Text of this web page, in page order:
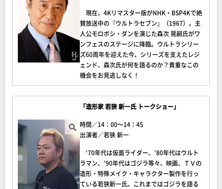
現在、4Kリマスター版がNHK・BSP4Kで絶
賛放送中の『ウルトラセブン』（1967）。主
人公モロボシ・ダンを演じた森次 晃嗣氏がワ
ンフェスのステージに降臨。ウルトラシリー
ズ60周年を迎えた今、シリーズを支えたレジ
ェンド、森次氏が何を語るのか？貴重なこの
機会をお見逃しなく！
「造形家 若狭 新一氏 トークショー」
時間／14：00～14：45
出演者／若狭 新一
‘70年代は仮面ライダー、’80年代はウルト
ラマン、’90年代はゴジラ等々、映画、ＴＶの
造形・特殊メイク・キャラクター製作を行っ
ている若狭新一氏。これまではゴジラを語る